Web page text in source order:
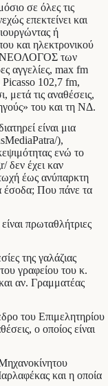
σε όλες τις
επεκτείνει και
ή
και ηλεκτρονικού
ΝΕΟΛΟΓΟΣ των
αγγελίες, max fm
102,7 fm,
τις αναθέσεις,
του και τη ΝΔ.
είναι μια
),
ενώ το
δεν έχει καν
έως ανύπαρκτη
έσοδα; Που πάνε τα
πρωταθλήτριες
της γαλάζιας
γραφείου του κ.
αν. Γραμματέας
του Επιμελητηρίου
ο οποίος είναι
και η οποία